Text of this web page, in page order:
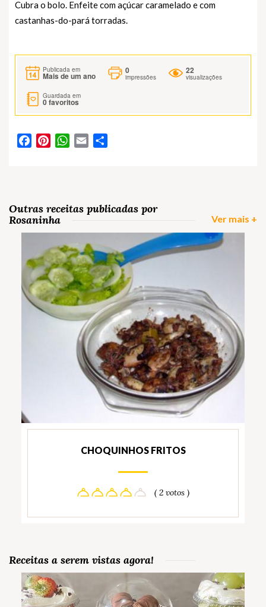
Cubra o bolo. Enfeite com açúcar caramelado e com
castanhas-do-pará torradas.
Publicada em
Mais de um ano
0
impressões
22
visualizações
Guardada em
0favoritos
FacebookPinterestWhatsApp
Email
Outras receitas publicadas por
Rosaninha
Ver mais +
CHOQUINHOS FRITOS
( 2 votos )
Receitas a serem vistas agora!